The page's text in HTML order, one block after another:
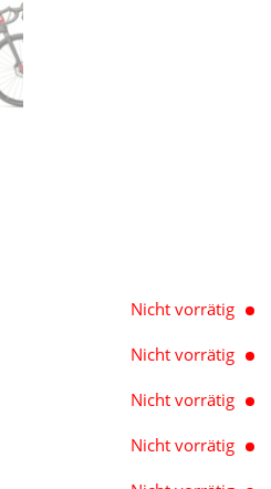
Nicht vorrätig
Nicht vorrätig
Nicht vorrätig
Nicht vorrätig